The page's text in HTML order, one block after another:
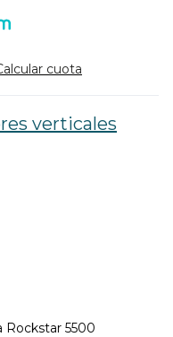
cuota
verticales
Rockstar 5500